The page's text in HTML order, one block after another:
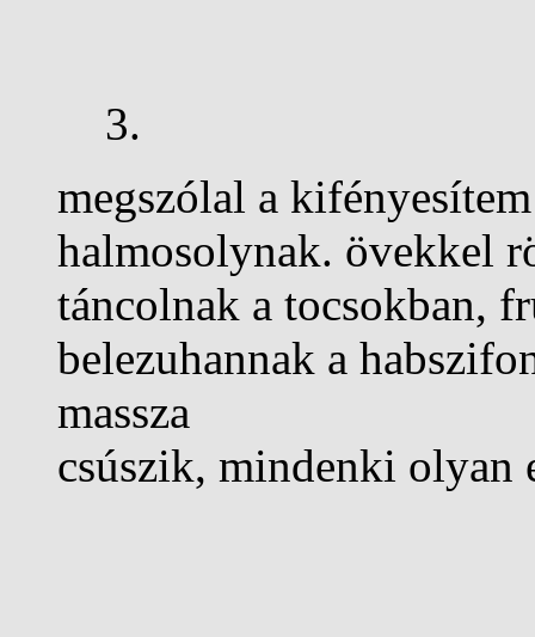
3.
megszólal a
halmosolynak. övekkel
táncolnak a tocsokban,
belezuhannak a
massza
csúszik, mindenki olyan